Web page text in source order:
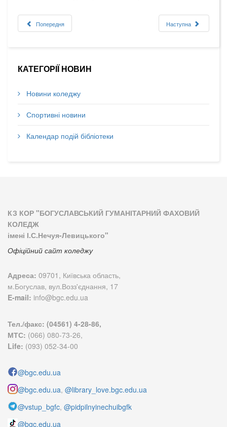
Попередня Наступна
КАТЕГОРІЇ НОВИН
Новини коледжу
Спортивні новини
Календар подій бібліотеки
КЗ КОР "БОГУСЛАВСЬКИЙ ГУМАНІТАРНИЙ ФАХОВИЙ
КОЛЕДЖ
імені І.С.Нечуя-Левицького"
Офіційний сайт коледжу
Адреса: 09701, Київська область,
м.Богуслав, вул.Возз'єднання, 17
E-mail: info@bgc.edu.ua
Тел./факс: (04561) 4-28-86,
МТС: (066) 080-73-26,
Life: (093) 052-34-00
@bgc.edu.ua
@bgc.edu.ua, @library_love.bgc.edu.ua
@vstup_bgfc, @pidpilnyinechuibgfk
@bgc.edu.ua